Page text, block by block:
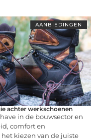
AANBIEDINGEN
achter werkschoenen
in de bouwsector en
comfort en
kiezen van de juiste